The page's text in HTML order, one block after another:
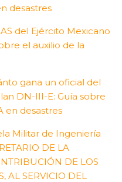
desastres
del Ejército Mexicano
el auxilio de la
gana un oficial del
DN-III-E: Guía sobre
en desastres
Militar de Ingeniería
DE LA
DE LOS
AL SERVICIO DEL